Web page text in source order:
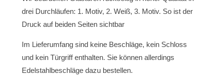
drei Durchläufen: 1. Motiv, 2. Weiß, 3. Motiv. So ist der
Druck auf beiden Seiten sichtbar
Im Lieferumfang sind keine Beschläge, kein Schloss
und kein Türgriff enthalten. Sie können allerdings
Edelstahlbeschläge dazu bestellen.